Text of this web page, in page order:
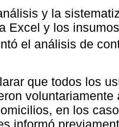
y la
Excel y los
el análisis de
que todos los
en los
informó